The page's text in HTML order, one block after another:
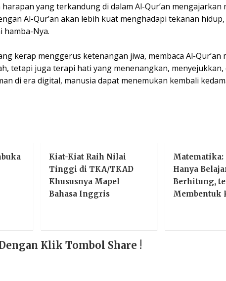
yang terkandung di dalam Al-Qur’an
Al-Qur’an akan lebih kuat menghadapi tekanan
hamba-Nya.
kerap menggerus ketenangan jiwa, membaca Al-Qur’an
tetapi juga terapi hati yang menenangkan, menyejukkan,
di era digital, manusia dapat menemukan kembali
Kiat-Kiat Raih Nilai
Tinggi di TKA/TKAD
Khususnya Mapel
Bahasa Inggris
Matematika:
Hanya
Berhitung,
Membentuk
Klik Tombol Share !